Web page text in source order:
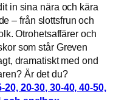
in sina nära och kära
– från slottsfrun och
Otrohetsaffärer och
som står Greven
dramatiskt med ond
Är det du?
20-30, 30-40, 40-50,